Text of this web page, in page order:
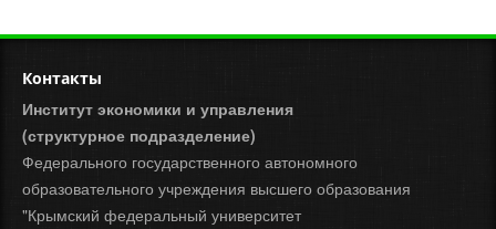
Контакты
Институт экономики и управления
(структурное подразделение)
Федерального государственного автономного
образовательного учреждения высшего образования
"Крымский федеральный университет